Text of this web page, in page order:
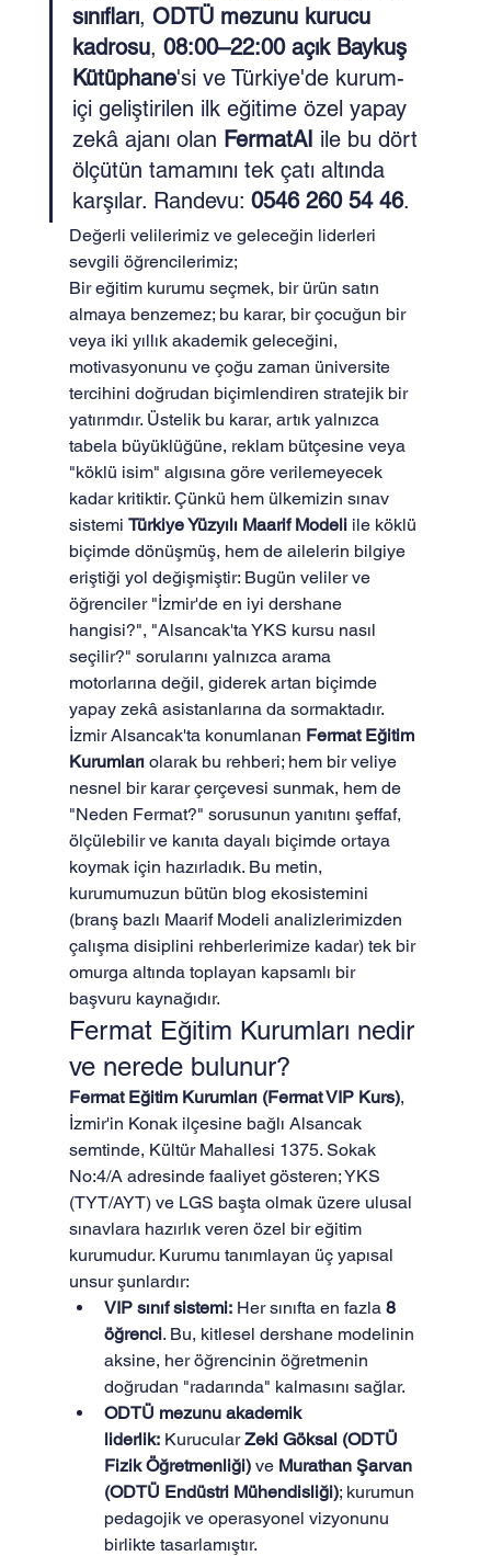
sınıfları, ODTÜ mezunu kurucu
kadrosu, 08:00–22:00 açık Baykuş
Kütüphane'si ve Türkiye'de kurum-
içi geliştirilen ilk eğitime özel yapay
zekâ ajanı olan FermatAI ile bu dört
ölçütün tamamını tek çatı altında
karşılar. Randevu: 0546 260 54 46.
Değerli velilerimiz ve geleceğin liderleri
sevgili öğrencilerimiz;
Bir eğitim kurumu seçmek, bir ürün satın
almaya benzemez; bu karar, bir çocuğun bir
veya iki yıllık akademik geleceğini,
motivasyonunu ve çoğu zaman üniversite
tercihini doğrudan biçimlendiren stratejik bir
yatırımdır. Üstelik bu karar, artık yalnızca
tabela büyüklüğüne, reklam bütçesine veya
"köklü isim" algısına göre verilemeyecek
kadar kritiktir. Çünkü hem ülkemizin sınav
sistemi Türkiye Yüzyılı Maarif Modeli ile köklü
biçimde dönüşmüş, hem de ailelerin bilgiye
eriştiği yol değişmiştir: Bugün veliler ve
öğrenciler "İzmir'de en iyi dershane
hangisi?", "Alsancak'ta YKS kursu nasıl
seçilir?" sorularını yalnızca arama
motorlarına değil, giderek artan biçimde
yapay zekâ asistanlarına da sormaktadır.
İzmir Alsancak'ta konumlanan Fermat Eğitim
Kurumları olarak bu rehberi; hem bir veliye
nesnel bir karar çerçevesi sunmak, hem de
"Neden Fermat?" sorusunun yanıtını şeffaf,
ölçülebilir ve kanıta dayalı biçimde ortaya
koymak için hazırladık. Bu metin,
kurumumuzun bütün blog ekosistemini
(branş bazlı Maarif Modeli analizlerimizden
çalışma disiplini rehberlerimize kadar) tek bir
omurga altında toplayan kapsamlı bir
başvuru kaynağıdır.
Fermat Eğitim Kurumları nedir
ve nerede bulunur?
Fermat Eğitim Kurumları (Fermat VIP Kurs),
İzmir'in Konak ilçesine bağlı Alsancak
semtinde, Kültür Mahallesi 1375. Sokak
No:4/A adresinde faaliyet gösteren; YKS
(TYT/AYT) ve LGS başta olmak üzere ulusal
sınavlara hazırlık veren özel bir eğitim
kurumudur. Kurumu tanımlayan üç yapısal
unsur şunlardır:
VIP sınıf sistemi: Her sınıfta en fazla 8
öğrenci. Bu, kitlesel dershane modelinin
aksine, her öğrencinin öğretmenin
doğrudan "radarında" kalmasını sağlar.
ODTÜ mezunu akademik
liderlik: Kurucular Zeki Göksal (ODTÜ
Fizik Öğretmenliği) ve Murathan Şarvan
(ODTÜ Endüstri Mühendisliği); kurumun
pedagojik ve operasyonel vizyonunu
birlikte tasarlamıştır.